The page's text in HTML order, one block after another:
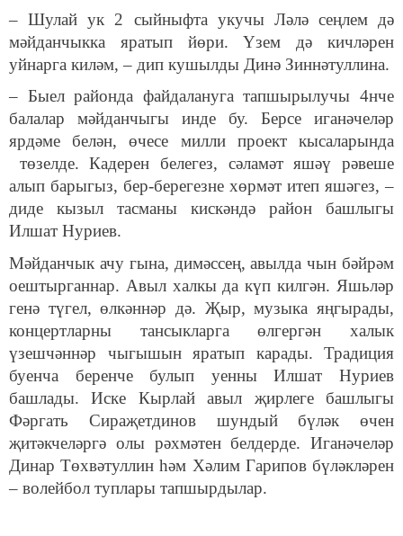
– Шулай ук 2 сыйныфта укучы Ләлә сеңлем дә
мәйданчыкка яратып йөри. Үзем дә кичләрен
уйнарга киләм, – дип кушылды Динә Зиннәтуллина.
– Быел районда файдалануга тапшырылучы 4нче
балалар мәйданчыгы инде бу. Берсе иганәчеләр
ярдәме белән, өчесе милли проект кысаларында
төзелде. Кадерен белегез, сәламәт яшәү рәвеше
алып барыгыз, бер-берегезне хөрмәт итеп яшәгез, –
диде кызыл тасманы кискәндә район башлыгы
Илшат Нуриев.
Мәйданчык ачу гына, димәссең, авылда чын бәйрәм
оештырганнар. Авыл халкы да күп килгән. Яшьләр
генә түгел, өлкәннәр дә. Җыр, музыка яңгырады,
концертларны тансыкларга өлгергән халык
үзешчәннәр чыгышын яратып карады. Традиция
буенча беренче булып уенны Илшат Нуриев
башлады. Иске Кырлай авыл җирлеге башлыгы
Фәргать Сираҗетдинов шундый бүләк өчен
җитәкчеләргә олы рәхмәтен белдерде. Иганәчеләр
Динар Төхвәтуллин һәм Хәлим Гарипов бүләкләрен
– волейбол туплары тапшырдылар.